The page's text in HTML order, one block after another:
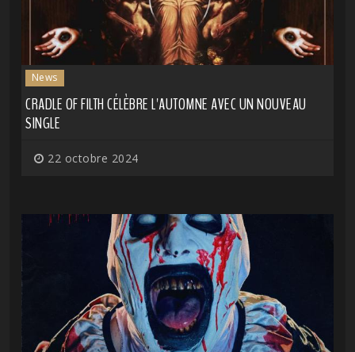
News
CRADLE OF FILTH CÉLÈBRE L'AUTOMNE AVEC UN NOUVEAU
SINGLE
22 octobre 2024